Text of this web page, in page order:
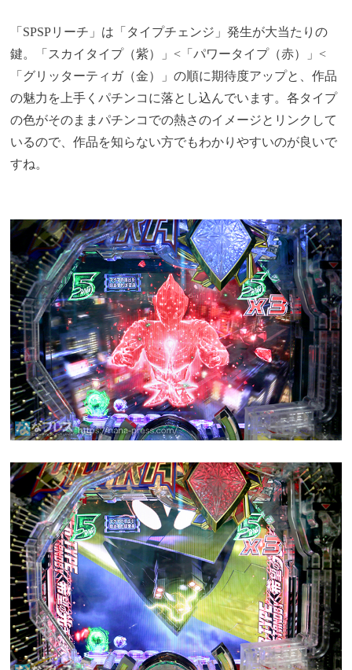
「SPSPリーチ」は「タイプチェンジ」発生が大当たりの
鍵。
「スカイタイプ（紫）」<「パワータイプ（赤）」<
「グリッターティガ（金）」の順に期待度アップと、作品
の魅力を上手くパチンコに落とし込んでいます。各タイプ
の色がそのままパチンコでの熱さのイメージとリンクして
いるので、作品を知らない方でもわかりやすいのが良いで
すね。